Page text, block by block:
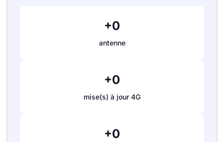
+0
antenne
+0
mise(s) à jour 4G
+0